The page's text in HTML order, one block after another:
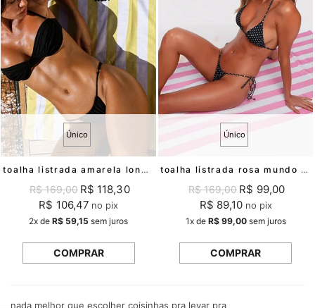
toalha listrada amarela long time lovers mundo lolita
Único
R$ 169,00 R$ 118,30
R$ 106,47 no pix
2x deR$ 59,15 sem juros
COMPRAR
toalha listrada rosa mundo lolita mundo lolita
Único
R$ 169,00 R$ 99,00
R$ 89,10 no pix
1xde R$ 99,00sem juros
COMPRAR
nada melhor que escolher coisinhas pra levar pra